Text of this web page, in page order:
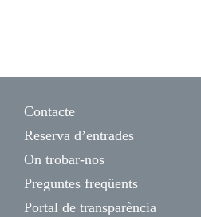
Contacte
Reserva d’entrades
On trobar-nos
Preguntes freqüents
Portal de transparència